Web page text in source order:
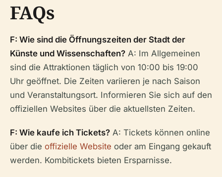
FAQs
F: Wie sind die Öffnungszeiten der Stadt der
Künste und Wissenschaften? A: Im Allgemeinen
sind die Attraktionen täglich von 10:00 bis 19:00
Uhr geöffnet. Die Zeiten variieren je nach Saison
und Veranstaltungsort. Informieren Sie sich auf den
offiziellen Websites über die aktuellsten Zeiten.
F: Wie kaufe ich Tickets? A: Tickets können online
über die offizielle Website oder am Eingang gekauft
werden. Kombitickets bieten Ersparnisse.